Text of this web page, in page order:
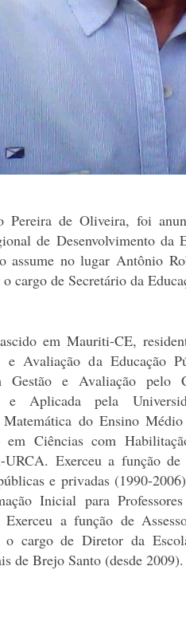
Pereira de Oliveira, foi
de Desenvolvimento
assume no lugar Antônio
cargo de Secretário da
em Mauriti-CE,
e Avaliação da Educação
Gestão e Avaliação pelo
e Aplicada pela
Matemática do Ensino
Ciências com
Exerceu a função
e privadas (1990-
Inicial para
a função de
o cargo de Diretor da
de Brejo Santo (desde 2009).